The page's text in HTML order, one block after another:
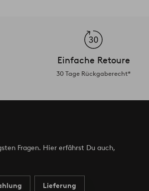
Einfache Retoure
30 Tage Rückgaberecht*
Fragen. Hier erfährst Du auch,
Lieferung